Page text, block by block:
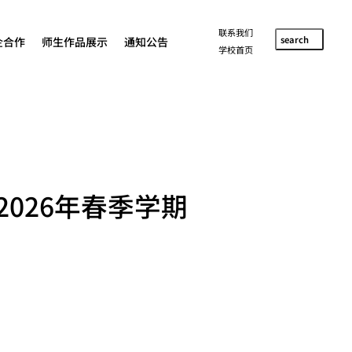
作 师生作品展示 通知公告
联系我们
学校首页
search
年春季学期